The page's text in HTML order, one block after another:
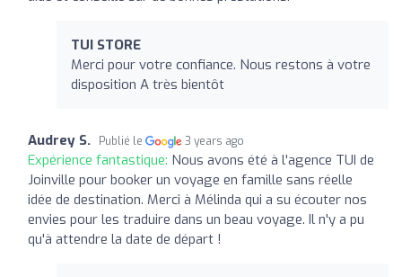
TUI STORE
Merci pour votre confiance. Nous restons à votre
disposition A très bientôt
Audrey S. Publié le 3 years ago
Expérience fantastique: Nous avons été à l'agence TUI de
Joinville pour booker un voyage en famille sans réelle
idée de destination. Merci à Mélinda qui a su écouter nos
envies pour les traduire dans un beau voyage. Il n'y a pu
qu'à attendre la date de départ !